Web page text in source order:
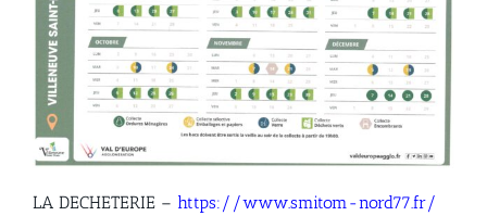
LA DECHETERIE – https://www.smitom-nord77.fr/